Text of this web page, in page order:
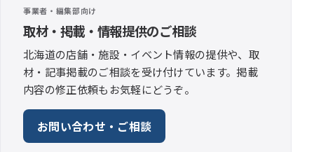
事業者・編集部向け
取材・掲載・情報提供のご相談
北海道の店舗・施設・イベント情報の提供や、取
材・記事掲載のご相談を受け付けています。掲載
内容の修正依頼もお気軽にどうぞ。
お問い合わせ・ご相談